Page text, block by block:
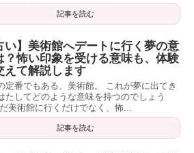
記事を読む
い】美術館へデートに行く夢の意
？怖い印象を受ける意味も、体験
えて解説します
定番でもある、美術館。 これが夢に出てき
たしてどのような意味を持つのでしょう
美術館に行くだけでなく、怖...
記事を読む